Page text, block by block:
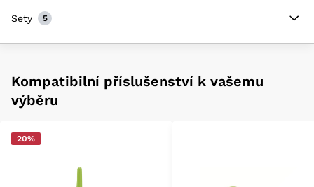
Sety 5
Kompatibilní příslušenství k vašemu
výběru
20%